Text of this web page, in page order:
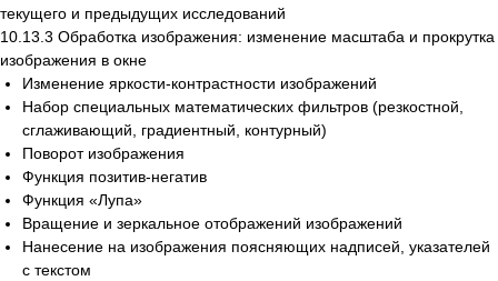
текущего и предыдущих исследований
10.13.3 Обработка изображения: изменение масштаба и прокрутка
изображения в окне
Изменение яркости-контрастности изображений
Набор специальных математических фильтров (резкостной,
сглаживающий, градиентный, контурный)
Поворот изображения
Функция позитив-негатив
Функция «Лупа»
Вращение и зеркальное отображений изображений
Нанесение на изображения поясняющих надписей, указателей
с текстом